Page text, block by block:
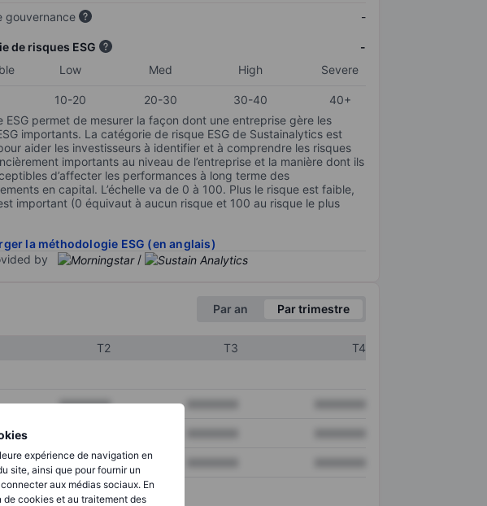
expérience de navigation en
site, ainsi que pour fournir un
aux médias sociaux. En
cookies et au traitement des
gouvernance
-
de risques ESG
-
Low Med High Severe
10-20 20-30 30-40
40+
ESG permet de mesurer la façon dont une entreprise gère les
importants. La catégorie de risque ESG de Sustainalytics est
aider les investisseurs à identifier et à comprendre les risques
importants au niveau de l’entreprise et la manière dont ils
d’affecter les performances à long terme des
en capital. L’échelle va de 0 à 100. Plus le risque est faible,
important (0 équivaut à aucun risque et 100 au risque le plus
la méthodologie ESG (en anglais)
by
/
Par an Par trimestre
T2 T3
T4
XXXXXXX
XXXXXXX